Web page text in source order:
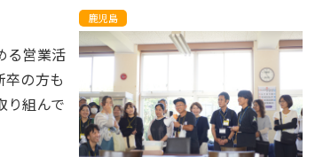
る営業活
の方も
り組んで
鹿児島